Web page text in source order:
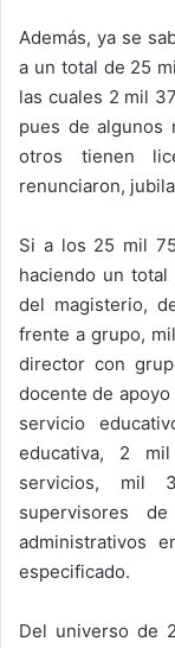
Además, ya se
a un total de 25
las cuales 2 mil
pues de algunos
otros tienen
renunciaron,
Si a los 25 mil
haciendo un
del magisterio,
frente a grupo,
director con
docente de
servicio
educativa, 2
servicios, mil
supervisores
administrativos
especificado.
Del universo de